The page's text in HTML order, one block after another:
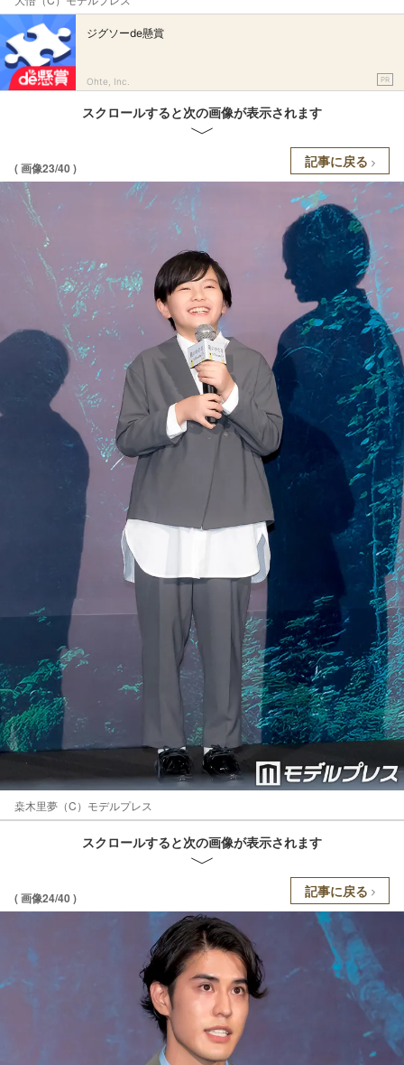
ジグソーde懸賞
Ohte, Inc. PR
スクロールすると次の画像が表示されます
( 画像23/40 ) 記事に戻る
桒木里夢（C）モデルプレス
スクロールすると次の画像が表示されます
( 画像24/40 ) 記事に戻る